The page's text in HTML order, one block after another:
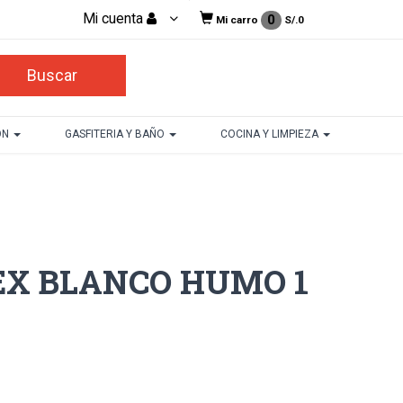
Mi cuenta Mi carro 0 S/.0
GASFITERIA Y BAÑO COCINA Y LIMPIEZA
BLANCO HUMO 1